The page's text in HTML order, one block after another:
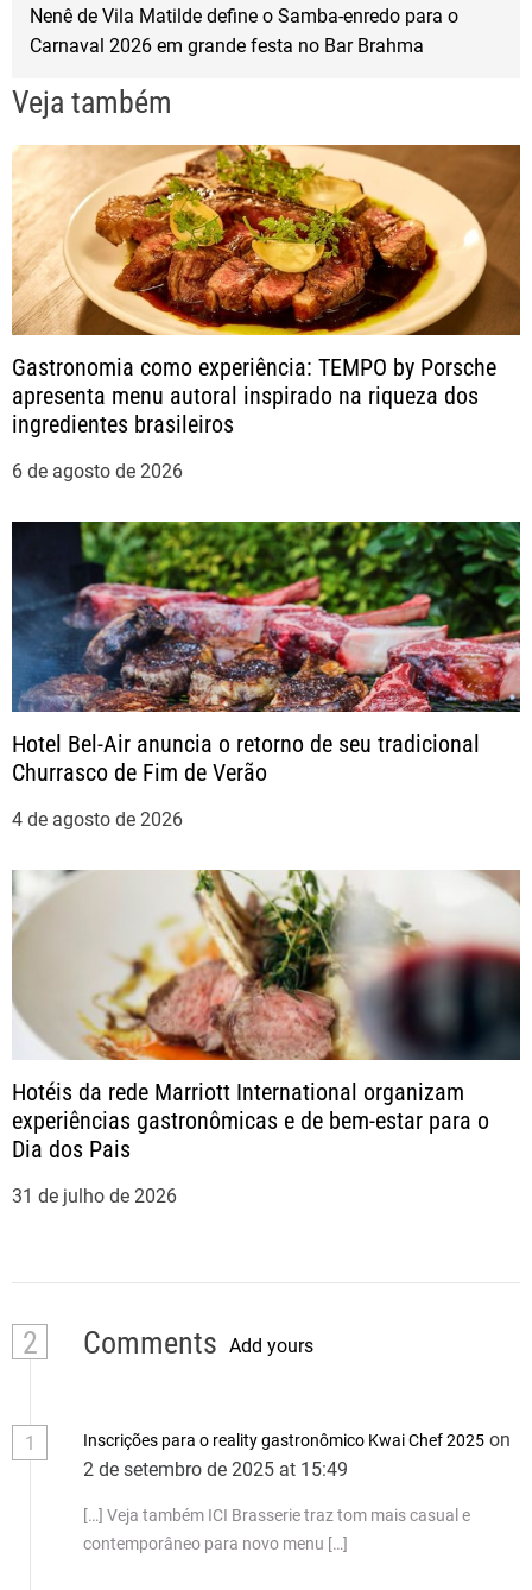
g
a
ç
ã
o
d
e
P
o
s
t
Nenê de Vila Matilde define o Samba-enredo para o
Carnaval 2026 em grande festa no Bar Brahma
Veja também
Gastronomia como experiência: TEMPO by Porsche
apresenta menu autoral inspirado na riqueza dos
ingredientes brasileiros
6 de agosto de 2026
Hotel Bel-Air anuncia o retorno de seu tradicional
Churrasco de Fim de Verão
4 de agosto de 2026
Hotéis da rede Marriott International organizam
experiências gastronômicas e de bem-estar para o
Dia dos Pais
31 de julho de 2026
2 Comments Add yours
1 Inscrições para o reality gastronômico Kwai Chef 2025 on
2 de setembro de 2025 at 15:49
[…] Veja também ICI Brasserie traz tom mais casual e
contemporâneo para novo menu […]